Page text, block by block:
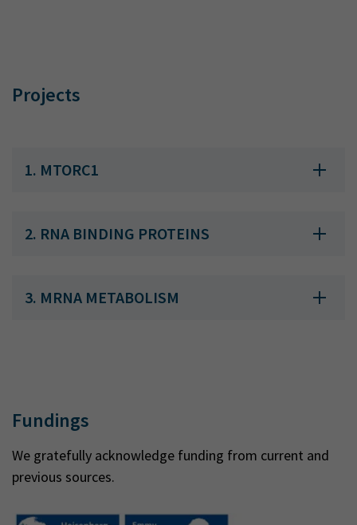
Projects
1. MTORC1
2. RNA BINDING PROTEINS
3. MRNA METABOLISM
Fundings
We gratefully acknowledge funding from current and
previous sources.